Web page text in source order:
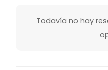
Todavía no hay